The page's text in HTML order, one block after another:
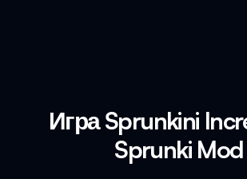
Игра Sprunkini
Sprunki Mod